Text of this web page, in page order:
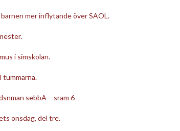
mer inflytande över SAOL.
i simskolan.
tummarna.
sebbA – sram 6
onsdag, del tre.